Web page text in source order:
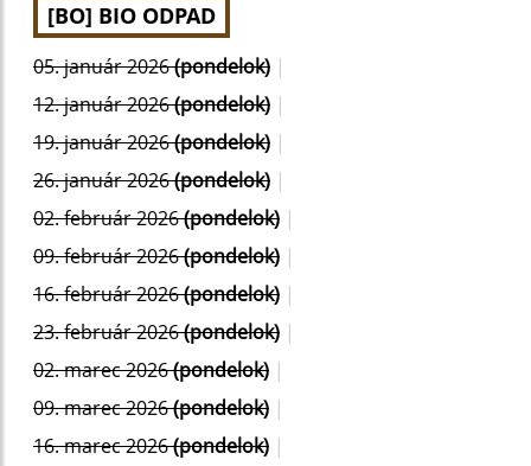
[BO] BIO ODPAD
05. január 2026(pondelok) |
12. január 2026(pondelok) |
19. január 2026(pondelok) |
26. január 2026(pondelok) |
02. február 2026(pondelok) |
09. február 2026(pondelok) |
16. február 2026(pondelok) |
23. február 2026(pondelok) |
02. marec 2026(pondelok) |
09. marec 2026(pondelok) |
16. marec 2026(pondelok) |